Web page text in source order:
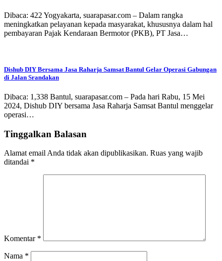
Dibaca: 422 Yogyakarta, suarapasar.com – Dalam rangka
meningkatkan pelayanan kepada masyarakat, khususnya dalam hal
pembayaran Pajak Kendaraan Bermotor (PKB), PT Jasa…
Dishub DIY Bersama Jasa Raharja Samsat Bantul Gelar Operasi Gabungan
di Jalan Srandakan
Dibaca: 1,338 Bantul, suarapasar.com – Pada hari Rabu, 15 Mei
2024, Dishub DIY bersama Jasa Raharja Samsat Bantul menggelar
operasi…
Tinggalkan Balasan
Alamat email Anda tidak akan dipublikasikan. Ruas yang wajib
ditandai *
Komentar *
Nama *